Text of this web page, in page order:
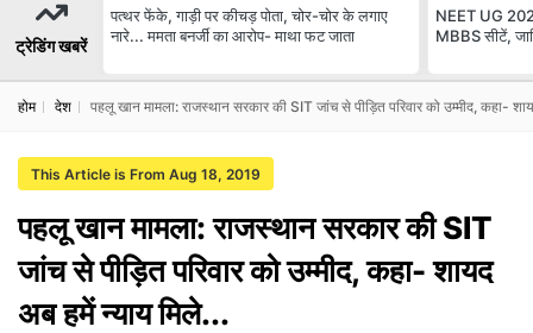
ट्रेडिंग खबरें
पत्थर फेंके, गाड़ी पर कीचड़ पोता, चोर-चोर के लगाए
नारे... ममता बनर्जी का आरोप- माथा फट जाता
NEET UG
MBBS सीटें,
होम देश पहलू खान मामला: राजस्थान सरकार की SIT जांच से पीड़ित परिवार को उम्मीद, कहा-
This Article is From Aug 18, 2019
पहलू खान मामला: राजस्थान सरकार की SIT
जांच से पीड़ित परिवार को उम्मीद, कहा- शायद
अब हमें न्याय मिले...